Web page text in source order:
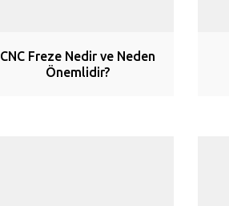
CNC Freze Nedir ve Neden
Önemlidir?